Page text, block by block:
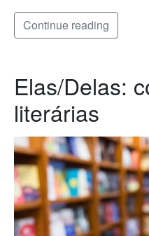
Continue reading
Elas/Delas:
literárias